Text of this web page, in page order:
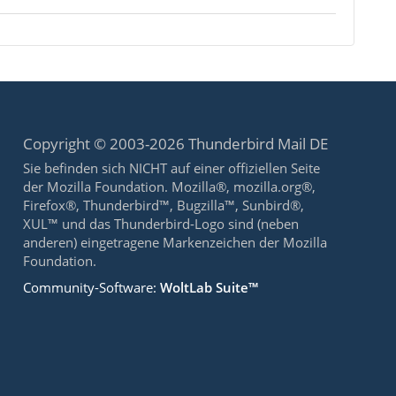
Copyright © 2003-2026 Thunderbird Mail DE
Sie befinden sich NICHT auf einer offiziellen Seite
der Mozilla Foundation. Mozilla®, mozilla.org®,
Firefox®, Thunderbird™, Bugzilla™, Sunbird®,
XUL™ und das Thunderbird-Logo sind (neben
anderen) eingetragene Markenzeichen der Mozilla
Foundation.
Community-Software:WoltLab Suite™